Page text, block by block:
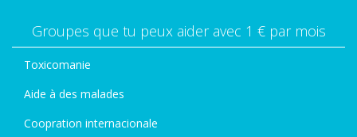
Groupes que tu peux aider avec 1 € par mois
Toxicomanie
Aide à des malades
Coopration internacionale